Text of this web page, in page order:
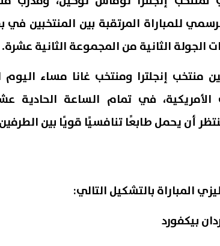
للمباراة المرتقبة بين المنتخبين
منتخب إنجلترا ومنتخب غانا مساء اليوم
الأمريكية، في تمام الساعة الحادية
أن يحمل طابعًا تنافسيًا قويًا بين
المباراة بالتشكيل التالي:
بيكفورد